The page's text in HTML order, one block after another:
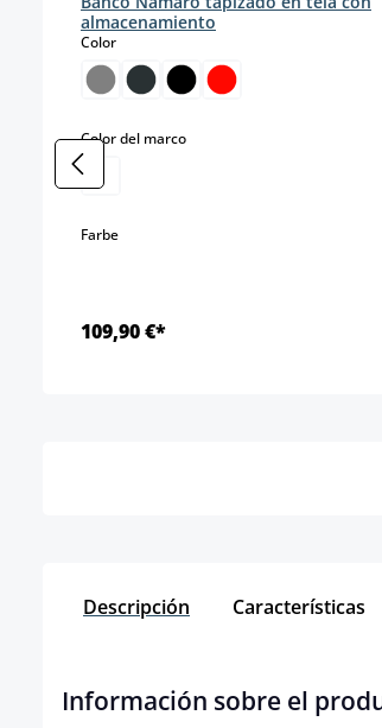
almacenamiento
Colorselect
Color del marcoselect
Farbeselect
109,90 €*
Descripción Características
Información sobre el